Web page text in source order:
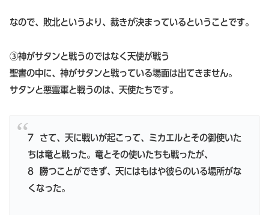
なので、敗北というより、裁きが決まっているということです。
③神がサタンと戦うのではなく天使が戦う
聖書の中に、神がサタンと戦っている場面は出てきません。
サタンと悪霊軍と戦うのは、天使たちです。
7 さて、天に戦いが起こって、ミカエルとその御使いた
ちは竜と戦った。竜とその使いたちも戦ったが、
8 勝つことができず、天にはもはや彼らのいる場所がな
くなった。